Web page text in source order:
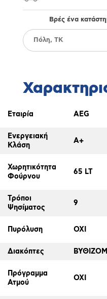
Βρές ένα
Εταιρία AEG
Ενεργειακή
Κλάση
A+
Χωρητικότητα
Φούρνου
65 LT
Τρόποι
Ψησίματος
9
Πυρόλυση ΟΧΙ
Διακόπτες
Πρόγραμμα
Ατμού
ΟΧΙ